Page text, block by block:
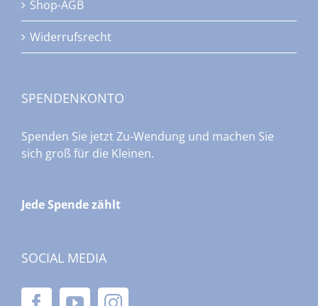
Shop-AGB
Widerrufsrecht
SPENDENKONTO
Spenden Sie jetzt Zu-Wendung und machen Sie
sich groß für die Kleinen.
Jede Spende zählt
SOCIAL MEDIA